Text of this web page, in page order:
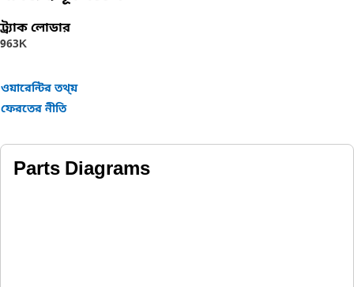
ট্র্যাক লোডার
963K
ওয়ারেন্টির তথ্য়
ফেরতের নীতি
Parts Diagrams